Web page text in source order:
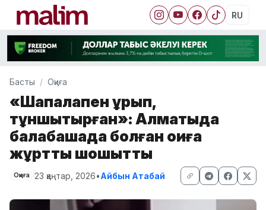
RU
Басты Оқиға
«Шапалақпен ұрып,
тұншықтырған»: Алматыда
балабақшада болған оқиға
жұртты шошытты
Оқиға 23 қаңтар, 2026•Айбын Атабай